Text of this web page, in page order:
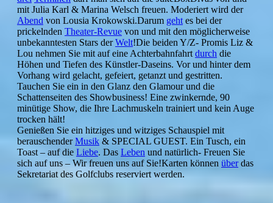
mit Julia Karl & Marina Welsch freuen. Moderiert wird der
Abend von Lousia Krokowski.Darum geht es bei der
prickelnden Theater-Revue von und mit den möglicherweise
unbekanntesten Stars derWelt!Die beiden Y/Z- Promis Liz &
Lou nehmen Sie mit auf eine Achterbahnfahrt durch die
Höhen und Tiefen des Künstler-Daseins. Vor und hinter dem
Vorhang wird gelacht, gefeiert, getanzt und gestritten.
Tauchen Sie ein in den Glanz den Glamour und die
Schattenseiten des Showbusiness! Eine zwinkernde, 90
minütige Show, die Ihre Lachmuskeln trainiert und kein Auge
trocken hält!
Genießen Sie ein hitziges und witziges Schauspiel mit
berauschenderMusik & SPECIAL GUEST. Ein Tusch, ein
Toast – auf die Liebe. Das Leben und natürlich- Freuen Sie
sich auf uns – Wir freuen uns auf Sie!Karten können überdas
Sekretariat des Golfclubs reserviert werden.